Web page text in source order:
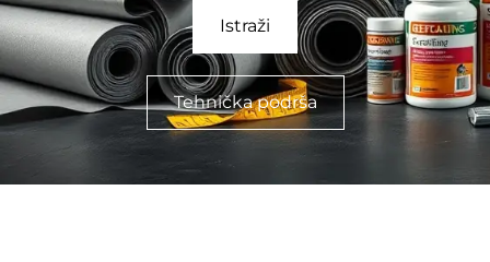
Istraži
Tehnička podrša